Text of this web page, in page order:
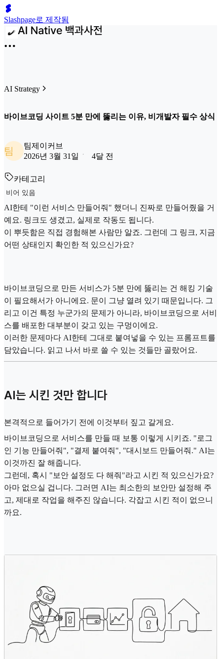
Slashpage로 제작됨
AI Strategy
바이브코딩 사이트 5분 만에 뚫리는 이유, 비개발자 필수 상식
팀
팀제이커브
2026년 3월 31일
4달 전
카테고리
비어 있음
AI한테 "이런 서비스 만들어줘" 했더니 진짜로 만들어줬을 거
예요. 링크도 생겼고, 실제로 작동도 됩니다.
이 뿌듯함은 직접 경험해본 사람만 알죠. 그런데 그 링크, 지금
어떤 상태인지 확인한 적 있으신가요?
바이브코딩으로 만든 서비스가 5분 만에 뚫리는 건 해킹 기술
이 필요해서가 아니에요. 문이 그냥 열려 있기 때문입니다. 그
리고 이건 특정 누군가의 문제가 아니라, 바이브코딩으로 서비
스를 배포한 대부분이 갖고 있는 구멍이에요.
이러한 문제마다 AI한테 그대로 붙여넣을 수 있는 프롬프트를
담았습니다. 읽고 나서 바로 쓸 수 있는 것들만 골랐어요.
AI는 시킨 것만 합니다
본격적으로 들어가기 전에 이것부터 짚고 갈게요.
바이브코딩으로 서비스를 만들 때 보통 이렇게 시키죠. "로그
인 기능 만들어줘", "결제 붙여줘", "대시보드 만들어줘." AI는
이것까진 잘 해줍니다.
그런데, 혹시 "보안 설정도 다 해줘"라고 시킨 적 있으신가요?
아마 없으실 겁니다. 그러면 AI는 최소한의 보안만 설정해 주
고, 제대로 작업을 해주진 않습니다. 각잡고 시킨 적이 없으니
까요.